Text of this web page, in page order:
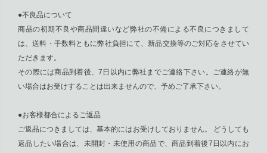
●不良品について
商品の初期不良や商品間違いなど弊社の不備による不良につきまして
は、送料・手数料ともに弊社負担にて、新品交換等のご対応をさせてい
ただきます。
その際には商品到着後、7日以内に弊社までご連絡下さい。ご連絡が無
い場合はお受けすることは出来ませんので、予めご了承下さい。
●お客様都合によるご返品
ご返品につきましては、基本的にはお受けしておりません。 どうしても
返品したい場合は、未開封・未使用の商品で、商品到着後7日以内にお